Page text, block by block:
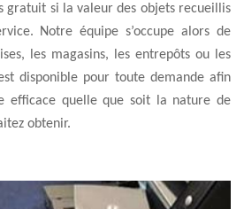
gratuit si la valeur des objets recueillis
Notre équipe s’occupe alors de
les magasins, les entrepôts ou les
disponible pour toute demande afin
efficace quelle que soit la nature de
obtenir.